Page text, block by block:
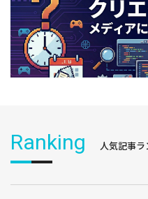
Ranking 人気記事